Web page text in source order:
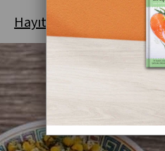
Hayıt Tohumu Nedir?